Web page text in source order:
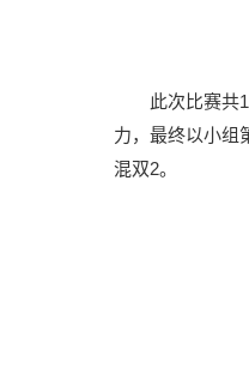
此次比赛共
力，最终以小组
混双2。